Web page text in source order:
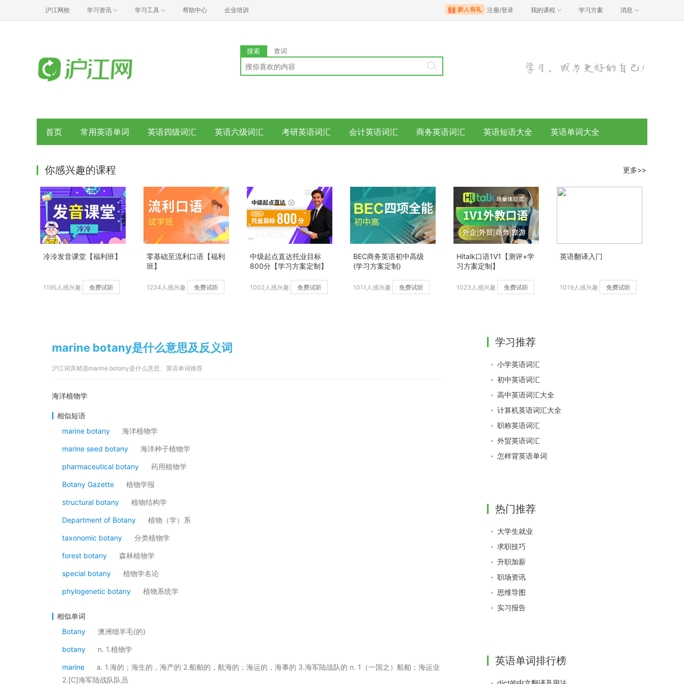
沪江网校 学习资讯 学习工具 帮助中心 企业培训 注册/登录 我的课程 学习方案 消息
搜索 查词
首页 常用英语单词 英语四级词汇 英语六级词汇 考研英语词汇 会计英语词汇 商务英语词汇 英语短语大全 英语单词大全
你感兴趣的课程 更多>>
冷冷发音课堂【福利班】
1195人感兴趣 免费试听
零基础至流利口语【福利
班】
1234人感兴趣 免费试听
中级起点直达托业目标
800分【学习方案定制】
1002人感兴趣 免费试听
BEC商务英语初中高级
(学习方案定制)
1011人感兴趣 免费试听
Hitalk口语1V1【测评+学
习方案定制】
1023人感兴趣 免费试听
英语翻译入门
1019人感兴趣 免费试听
marine botany是什么意思及反义词
沪江词库精选marine botany是什么意思、英语单词推荐
海洋植物学
相似短语
marine botany
海洋植物学
marine seed botany 海洋种子植物学
pharmaceutical botany 药用植物学
Botany Gazette 植物学报
structural botany 植物结构学
Department of Botany 植物（学）系
taxonomic botany 分类植物学
forest botany 森林植物学
special botany 植物学名论
phylogenetic botany 植物系统学
相似单词
Botany
澳洲细羊毛(的)
botany n. 1.植物学
marine
a. 1.海的；海生的，海产的 2.船舶的，航海的；海运的，海事的 3.海军陆战队的 n. 1（一国之）船舶；海运业
2.[C]海军陆战队队员
学习推荐
小学英语词汇
初中英语词汇
高中英语词汇大全
计算机英语词汇大全
职称英语词汇
外贸英语词汇
怎样背英语单词
热门推荐
大学生就业
求职技巧
升职加薪
职场资讯
思维导图
实习报告
英语单词排行榜